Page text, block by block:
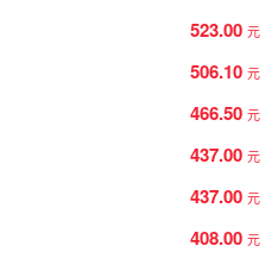
523.00 元
506.10 元
466.50 元
437.00 元
437.00 元
408.00 元